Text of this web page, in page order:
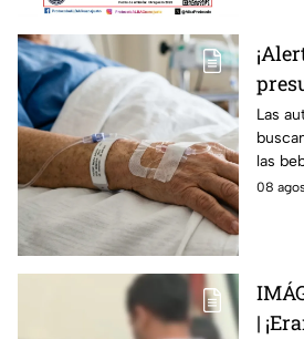
por
Las
las
causó
08
|